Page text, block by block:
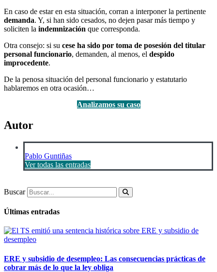
En caso de estar en esta situación, corran a interponer la pertinente
demanda. Y, si han sido cesados, no dejen pasar más tiempo y
soliciten la indemnización que corresponda.
Otra consejo: si su cese ha sido por toma de posesión del titular
personal funcionario, demanden, al menos, el despido
improcedente.
De la penosa situación del personal funcionario y estatutario
hablaremos en otra ocasión…
Analizamos su caso
Autor
Pablo Guntiñas
Ver todas las entradas
Buscar
Últimas entradas
ERE y subsidio de desempleo: Las consecuencias prácticas de
cobrar más de lo que la ley obliga